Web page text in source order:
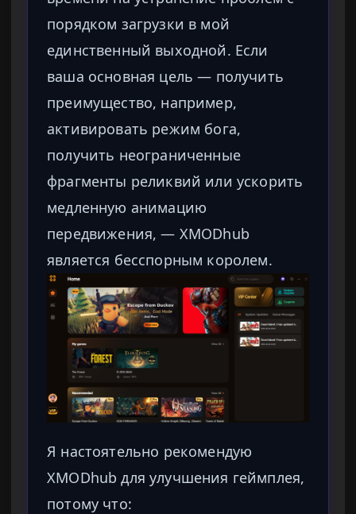
порядком загрузки в мой
единственный выходной. Если
ваша основная цель — получить
преимущество, например,
активировать режим бога,
получить неограниченные
фрагменты реликвий или ускорить
медленную анимацию
передвижения, — XMODhub
является бесспорным королем.
Я настоятельно рекомендую
XMODhub для улучшения геймплея,
потому что: